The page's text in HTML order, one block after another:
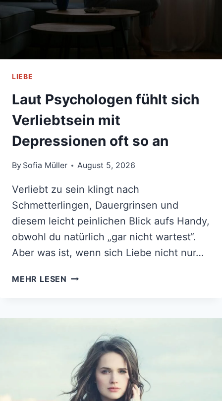
NEU
ZU
BEGINNEN
LIEBE
Laut Psychologen fühlt sich
Verliebtsein mit
Depressionen oft so an
By Sofia Müller August 5, 2026
Verliebt zu sein klingt nach
Schmetterlingen, Dauergrinsen und
diesem leicht peinlichen Blick aufs Handy,
obwohl du natürlich „gar nicht wartest“.
Aber was ist, wenn sich Liebe nicht nur…
MEHR LESEN LAUT
DEPRESSIONEN
OFT
SO
AN